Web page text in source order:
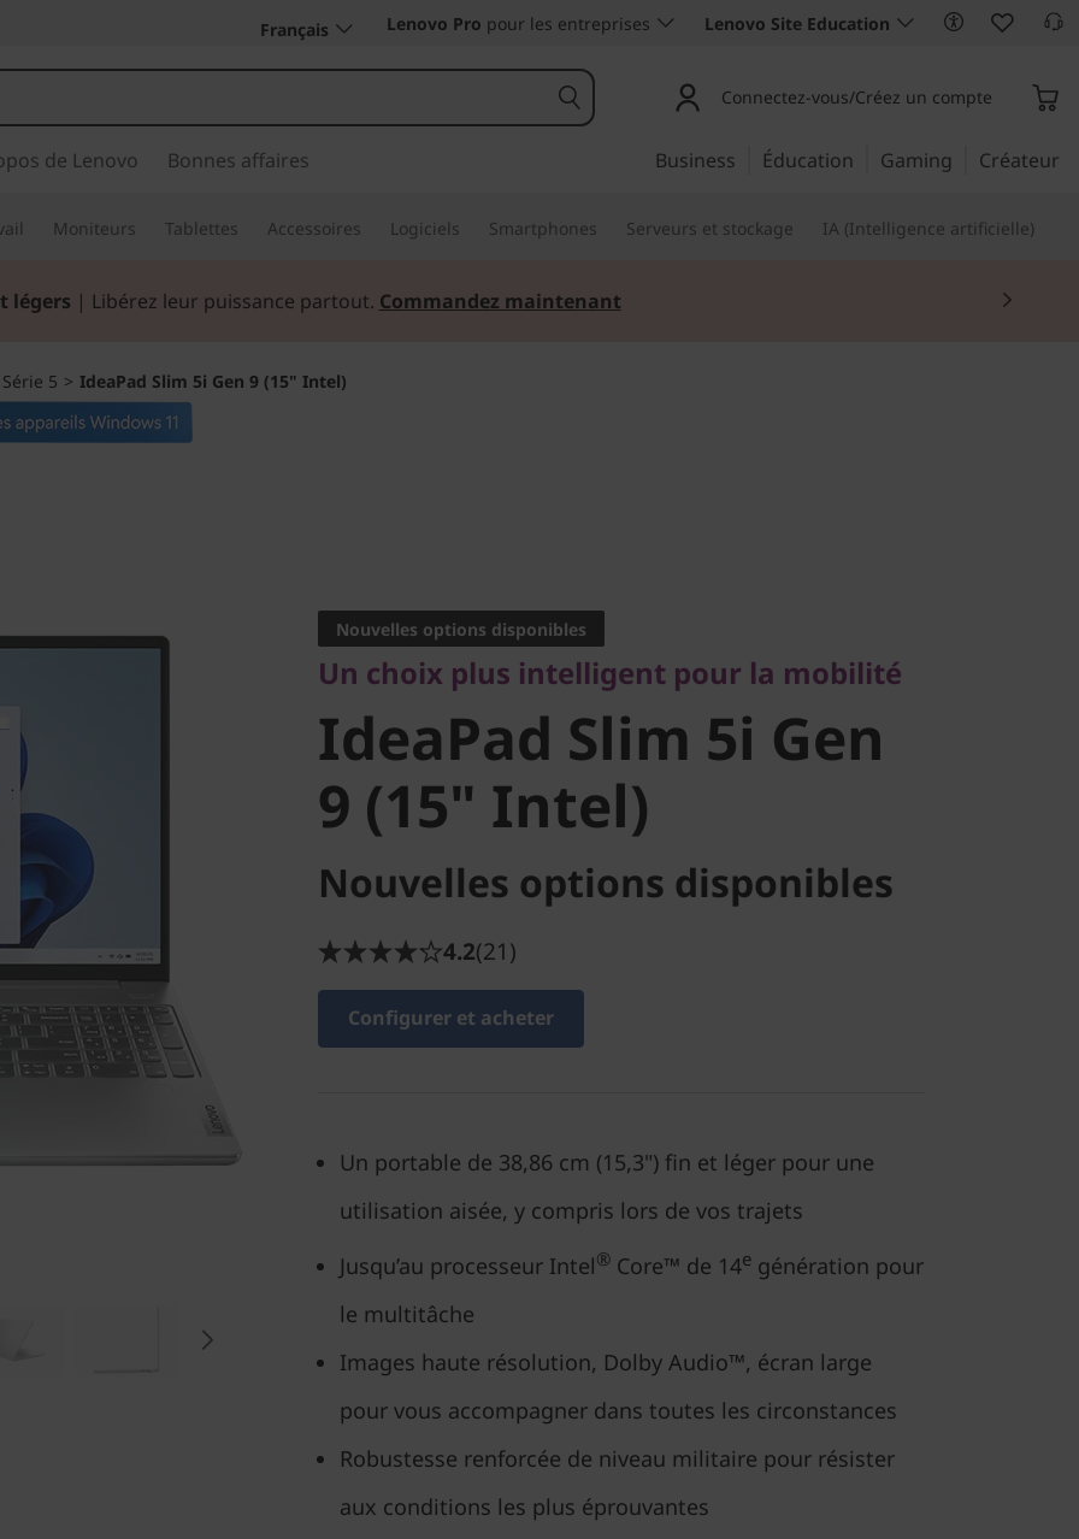
Français Lenovo Pro pour les entreprises Lenovo Site Education
Connectez-vous/Créez un compte
de Lenovo Bonnes affaires Business Éducation Gaming Créateur
Moniteurs Tablettes Accessoires Logiciels Smartphones Serveurs et stockage IA (Intelligence artificielle)
légers | Libérez leur puissance partout. Commandez maintenant
Série 5 > IdeaPad Slim 5i Gen 9 (15" Intel)
IdeaPad Slim 5i Gen
9 (15" Intel)
Nouvelles options disponibles
Un choix plus intelligent pour la mobilité
IdeaPad Slim 5i Gen
9 (15" Intel)
Nouvelles options disponibles
4.2(21)
Configurer et acheter
Un portable de 38,86 cm (15,3") fin et léger pour une
utilisation aisée, y compris lors de vos trajets
Jusqu’au processeur Intel® Core™ de 14e génération pour
le multitâche
Images haute résolution, Dolby Audio™, écran large
pour vous accompagner dans toutes les circonstances
Robustesse renforcée de niveau militaire pour résister
aux conditions les plus éprouvantes